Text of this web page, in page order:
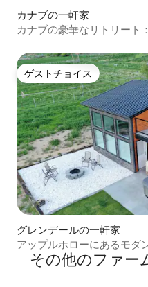
カナブの一軒家
カナブの豪華なリトリート
ゲストチョイス
ゲストチョイス
グレンデールの一軒家
アップルホローにあるモダ
呂・ジャグジー付き）
その他のファー